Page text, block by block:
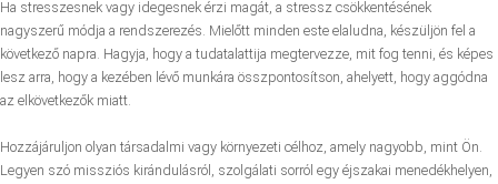
Ha stresszesnek vagy idegesnek érzi magát, a stressz csökkentésének
nagyszerű módja a rendszerezés. Mielőtt minden este elaludna, készüljön fel a
következő napra. Hagyja, hogy a tudatalattija megtervezze, mit fog tenni, és képes
lesz arra, hogy a kezében lévő munkára összpontosítson, ahelyett, hogy aggódna
az elkövetkezők miatt.
Hozzájáruljon olyan társadalmi vagy környezeti célhoz, amely nagyobb, mint Ön.
Legyen szó missziós kirándulásról, szolgálati sorról egy éjszakai menedékhelyen,